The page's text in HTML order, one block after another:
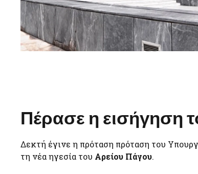
Πέρασε η εισήγηση
Δεκτή έγινε η πρόταση πρόταση του
τη νέα ηγεσία του Αρείου Πάγου.